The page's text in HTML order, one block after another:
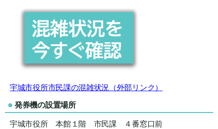
宇城市役所市民課の混雑状況（外部リンク）
発券機の設置場所
宇城市役所 本館１階 市民課 ４番窓口前